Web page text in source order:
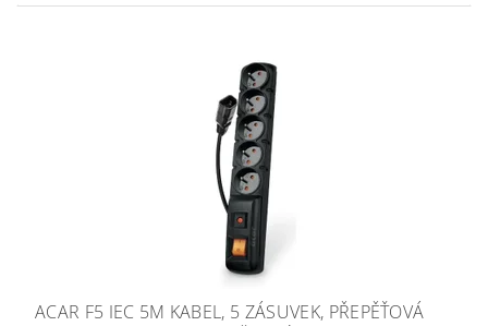
ACAR F5 IEC 5M KABEL, 5 ZÁSUVEK, PŘEPĚŤOVÁ